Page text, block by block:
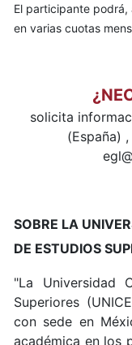
El participante podrá,
en varias cuotas
solicita
(España)
SOBRE LA
DE ESTUDIOS
"La Universidad
Superiores
con sede en
académica en los